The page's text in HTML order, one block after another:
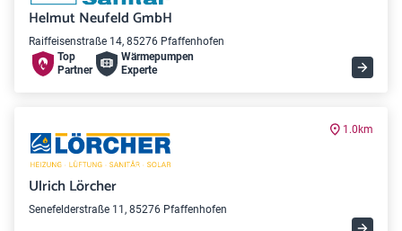
Helmut Neufeld GmbH
Raiffeisenstraße 14, 85276 Pfaffenhofen
Top
Partner
Wärme­pumpen
Experte
1.0km
Ulrich Lörcher
Senefelderstraße 11, 85276 Pfaffenhofen